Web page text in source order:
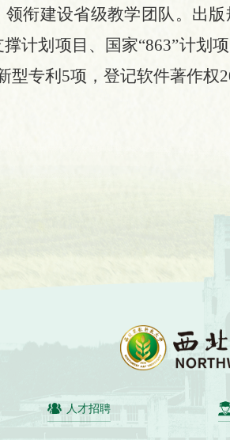
衔建设省级教学团队。出
计划项目、国家“863”计划
型专利5项，登记软件著作权
人才招聘